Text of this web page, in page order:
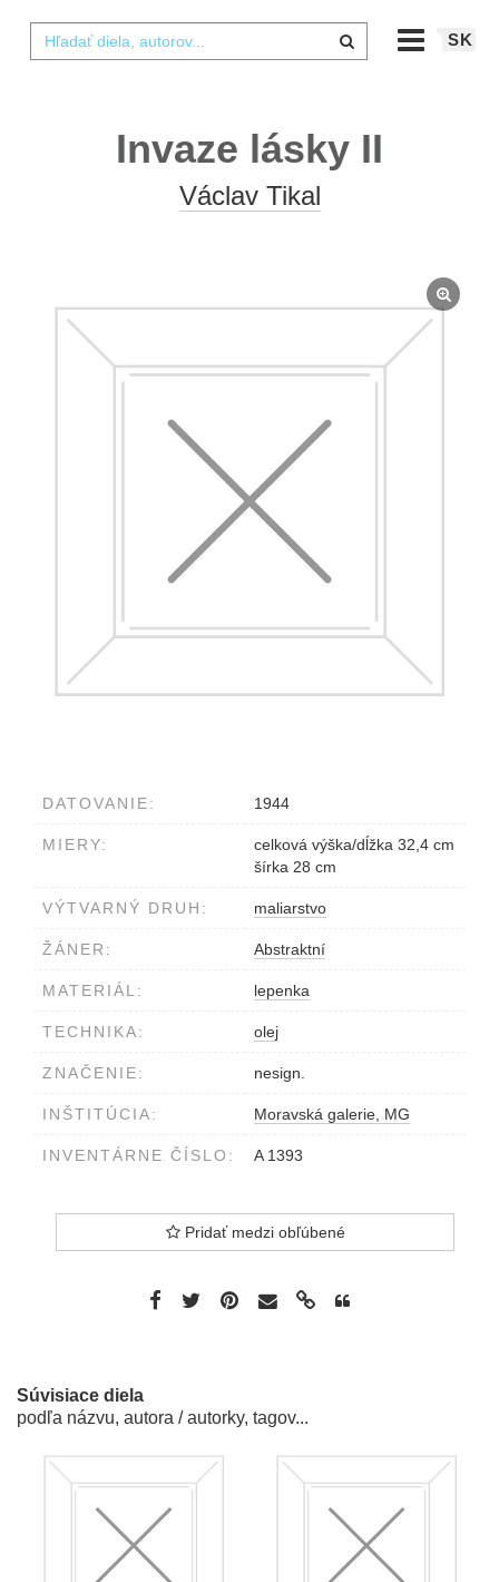
SK
Invaze lásky II
Václav Tikal
DATOVANIE: 1944
MIERY:
celková výška/dĺžka 32,4 cm
šírka 28 cm
VÝTVARNÝ DRUH: maliarstvo
ŽÁNER: Abstraktní
MATERIÁL: lepenka
TECHNIKA: olej
ZNAČENIE: nesign.
INŠTITÚCIA: Moravská galerie, MG
INVENTÁRNE ČÍSLO: A 1393
Pridať medzi obľúbené
Súvisiace diela
podľa názvu, autora / autorky, tagov...